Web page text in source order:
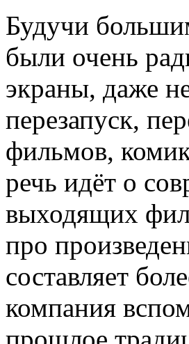
Будучи
были очень
экраны, даже
перезапуск,
фильмов,
речь идёт о
выходящих
про
составляет
компания